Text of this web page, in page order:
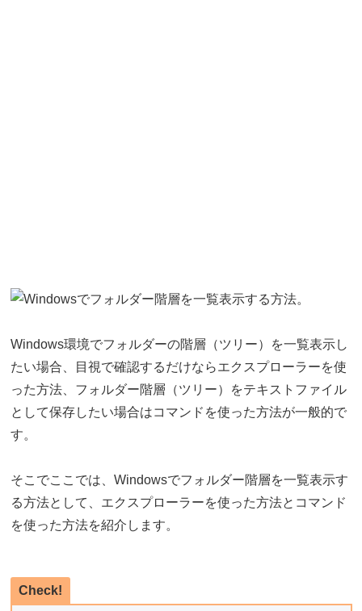
Windows環境でフォルダーの階層（ツリー）を一覧表示し
たい場合、目視で確認するだけならエクスプローラーを使
った方法、フォルダー階層（ツリー）をテキストファイル
として保存したい場合はコマンドを使った方法が一般的で
す。
そこでここでは、Windowsでフォルダー階層を一覧表示す
る方法として、エクスプローラーを使った方法とコマンド
を使った方法を紹介します。
Check!